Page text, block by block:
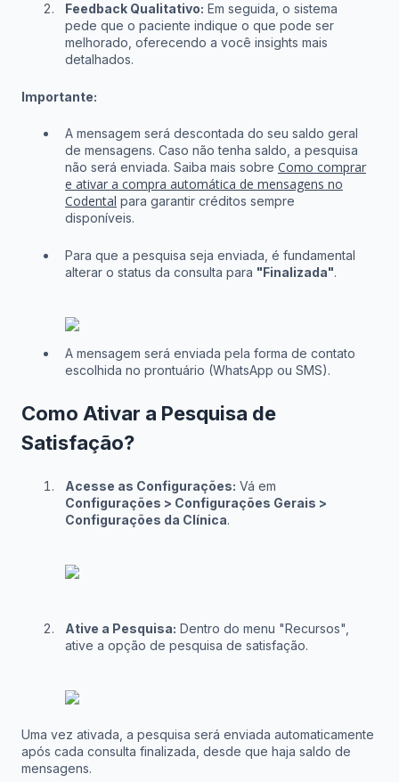
Feedback Qualitativo: Em seguida, o sistema
pede que o paciente indique o que pode ser
melhorado, oferecendo a você insights mais
detalhados.
Importante:
A mensagem será descontada do seu saldo geral
de mensagens. Caso não tenha saldo, a pesquisa
não será enviada. Saiba mais sobre Como comprar
e ativar a compra automática de mensagens no
Codental para garantir créditos sempre
disponíveis.
Para que a pesquisa seja enviada, é fundamental
alterar o status da consulta para "Finalizada".
A mensagem será enviada pela forma de contato
escolhida no prontuário (WhatsApp ou SMS).
Como Ativar a Pesquisa de
Satisfação?
Acesse as Configurações: Vá em
Configurações > Configurações Gerais >
Configurações da Clínica.
Ative a Pesquisa: Dentro do menu "Recursos",
ative a opção de pesquisa de satisfação.
Uma vez ativada, a pesquisa será enviada automaticamente
após cada consulta finalizada, desde que haja saldo de
mensagens.